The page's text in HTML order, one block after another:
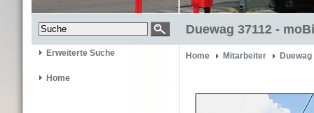
Duewag 37112 -
Erweiterte Suche
Home
Home Mitarbeiter Duewag